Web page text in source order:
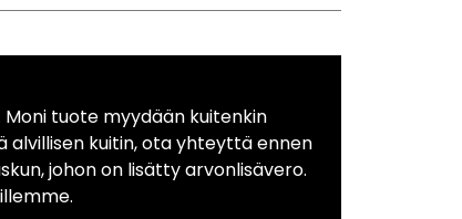
tuote myydään kuitenkin
alvillisen kuitin, ota yhteyttä ennen
johon on lisätty arvonlisävero.